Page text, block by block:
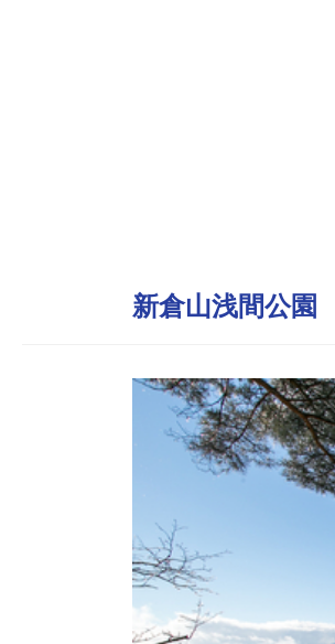
新倉山浅間公園